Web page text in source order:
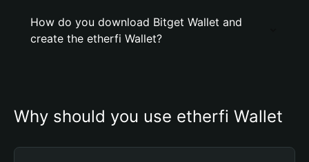
How do you download Bitget Wallet and
create the etherfi Wallet?
Why should you use etherfi Wallet